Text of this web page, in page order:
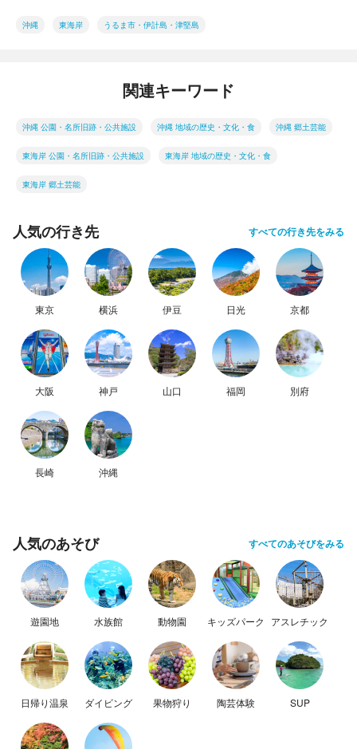
沖縄 東海岸 うるま市・伊計島・津堅島
関連キーワード
沖縄 公園・名所旧跡・公共施設 沖縄 地域の歴史・文化・食 沖縄 郷土芸能
東海岸 公園・名所旧跡・公共施設 東海岸 地域の歴史・文化・食
東海岸 郷土芸能
人気の行き先 すべての行き先をみる
東京 横浜 伊豆 日光 京都
大阪 神戸 山口 福岡 別府
長崎 沖縄
人気のあそび すべてのあそびをみる
遊園地 水族館 動物園 キッズパーク アスレチック
日帰り温泉 ダイビング 果物狩り 陶芸体験 SUP